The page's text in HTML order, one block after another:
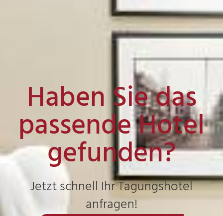
Haben Sie das
passende Hotel
gefunden?
Jetzt schnell Ihr Tagungshotel
anfragen!